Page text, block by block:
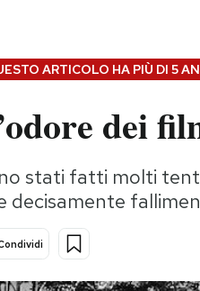
ARTICOLO HA PIÙ DI 5
dei
stati fatti molti
decisamente